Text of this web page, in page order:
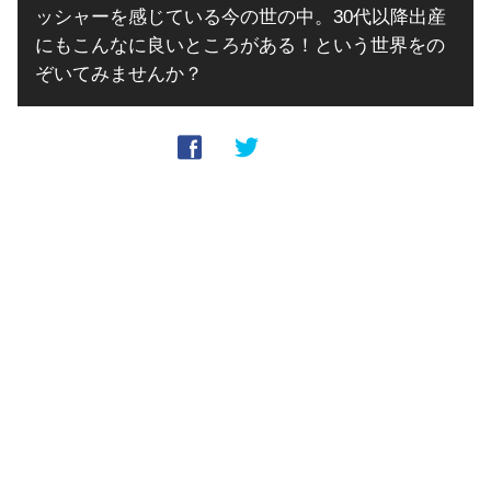
ッシャーを感じている今の世の中。30代以降出産
にもこんなに良いところがある！という世界をの
ぞいてみませんか？